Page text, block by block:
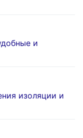
и
изоляции и